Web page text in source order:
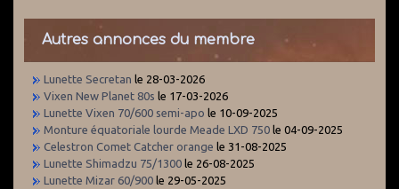
Autres annonces du membre
Lunette Secretan le 28-03-2026
Vixen New Planet 80s le 17-03-2026
Lunette Vixen 70/600 semi-apo le 10-09-2025
Monture équatoriale lourde Meade LXD 750 le 04-09-2025
Celestron Comet Catcher orange le 31-08-2025
Lunette Shimadzu 75/1300 le 26-08-2025
Lunette Mizar 60/900 le 29-05-2025